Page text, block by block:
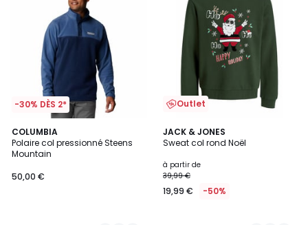
-30% DÈS 2*
COLUMBIA
Polaire col pressionné Steens
Mountain
50,00 €
2
Couleurs
Outlet
JACK & JONES
Sweat col rond Noël
à partir de
39,99 €
19,99 € -50%
4
Couleurs